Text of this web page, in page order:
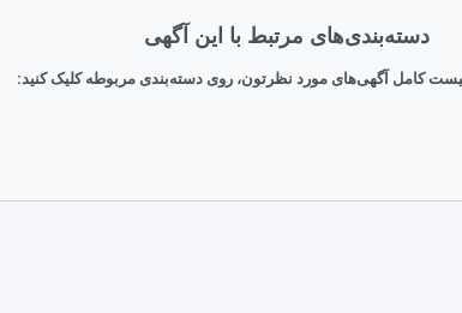
دسته‌بندی‌های مرتبط با این آگهی
کامل آگهی‌های مورد نظرتون، روی دسته‌بندی مربوطه کلیک کنید: